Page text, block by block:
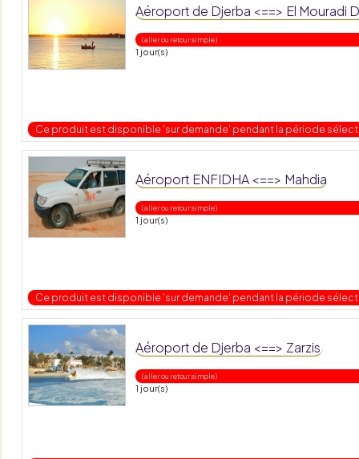
Aéroport de Djerba <==> El Mouradi
( aller ou retour simple )
1 jour(s)
Ce produit est disponible 'sur demande' pendant la période
Aéroport ENFIDHA <==> Mahdia
( aller ou retour simple )
1 jour(s)
Ce produit est disponible 'sur demande' pendant la période
Aéroport de Djerba <==> Zarzis
( aller ou retour simple )
1 jour(s)